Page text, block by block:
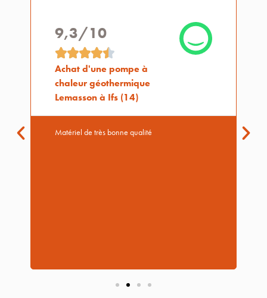
9,3/10

Achat d'une pompe à
chaleur géothermique
Lemasson à Ifs (14)
Matériel de très bonne qualité